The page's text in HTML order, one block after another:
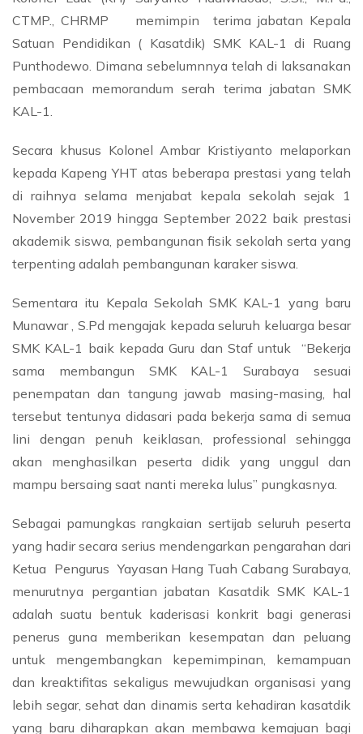
CTMP., CHRMP memimpin terima jabatan Kepala
Satuan Pendidikan ( Kasatdik) SMK KAL-1 di Ruang
Punthodewo. Dimana sebelumnnya telah di laksanakan
pembacaan memorandum serah terima jabatan SMK
KAL-1.
Secara khusus Kolonel Ambar Kristiyanto melaporkan
kepada Kapeng YHT atas beberapa prestasi yang telah
di raihnya selama menjabat kepala sekolah sejak 1
November 2019 hingga September 2022 baik prestasi
akademik siswa, pembangunan fisik sekolah serta yang
terpenting adalah pembangunan karaker siswa.
Sementara itu Kepala Sekolah SMK KAL-1 yang baru
Munawar , S.Pd mengajak kepada seluruh keluarga besar
SMK KAL-1 baik kepada Guru dan Staf untuk “Bekerja
sama membangun SMK KAL-1 Surabaya sesuai
penempatan dan tangung jawab masing-masing, hal
tersebut tentunya didasari pada bekerja sama di semua
lini dengan penuh keiklasan, professional sehingga
akan menghasilkan peserta didik yang unggul dan
mampu bersaing saat nanti mereka lulus” pungkasnya.
Sebagai pamungkas rangkaian sertijab seluruh peserta
yang hadir secara serius mendengarkan pengarahan dari
Ketua Pengurus Yayasan Hang Tuah Cabang Surabaya,
menurutnya pergantian jabatan Kasatdik SMK KAL-1
adalah suatu bentuk kaderisasi konkrit bagi generasi
penerus guna memberikan kesempatan dan peluang
untuk mengembangkan kepemimpinan, kemampuan
dan kreaktifitas sekaligus mewujudkan organisasi yang
lebih segar, sehat dan dinamis serta kehadiran kasatdik
yang baru diharapkan akan membawa kemajuan bagi